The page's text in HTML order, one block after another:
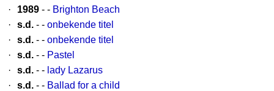
·
1989 - - Brighton Beach
·
s.d. - - onbekende titel
·
s.d. - - onbekende titel
·
s.d. - - Pastel
·
s.d. - - lady Lazarus
·
s.d. - - Ballad for a child